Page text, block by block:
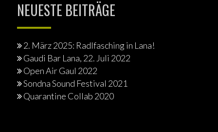
NEUESTE BEITRÄGE
2. März 2025: Radlfasching in Lana!
Gaudi Bar Lana, 22. Juli 2022
Open Air Gaul 2022
Sondna Sound Festival 2021
Quarantine Collab 2020